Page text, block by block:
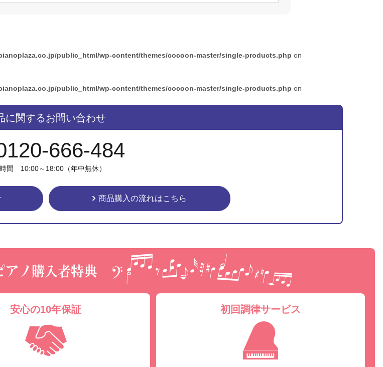
public_html/wp-content/themes/cocoon-master/single-products.php on
public_html/wp-content/themes/cocoon-master/single-products.php on
に関するお問い合わせ
666-484
間 10:00～18:00（年中無休）
商品購入の流れはこちら
ピ
安心の10年保証 初回調律サービス